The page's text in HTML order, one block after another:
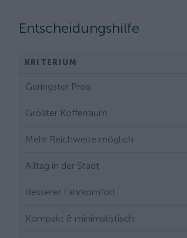
Entscheidungshilfe
KRITERIUM
Geringster Preis
Größter Kofferraum
Mehr Reichweite möglich
Alltag in der Stadt
Besserer Fahrkomfort
Kompakt & minimalistisch